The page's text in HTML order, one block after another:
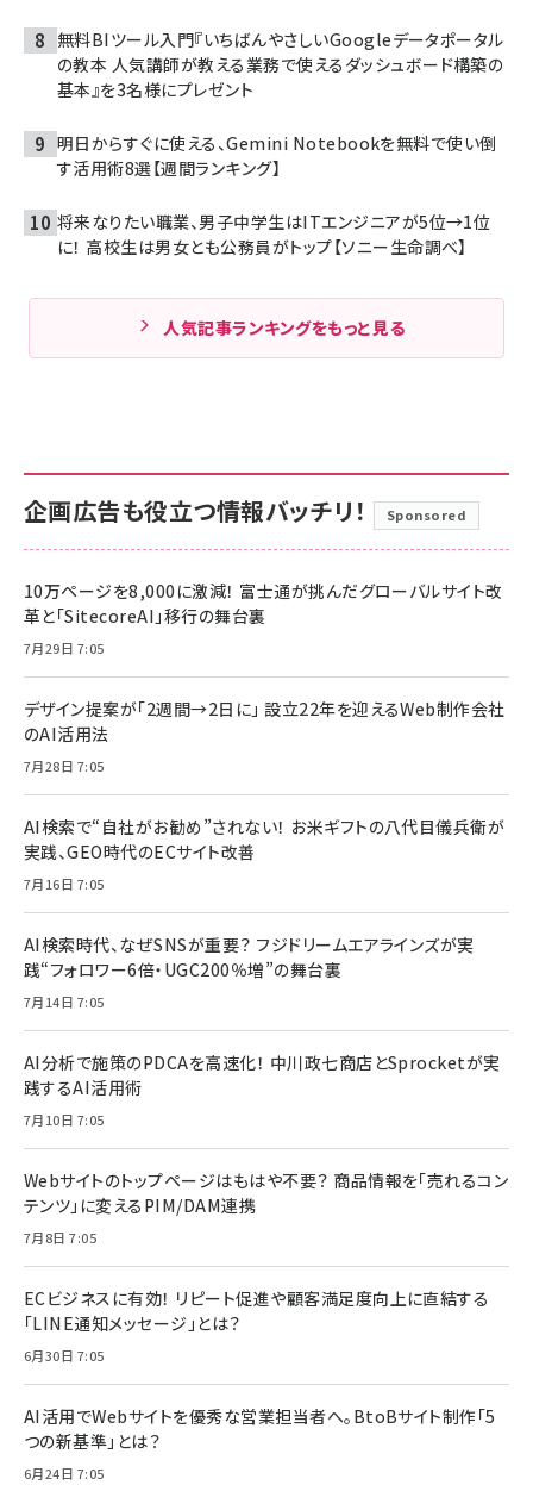
無料BIツール入門『いちばんやさしいGoogleデータポータル
の教本 人気講師が教える業務で使えるダッシュボード構築の
基本』を3名様にプレゼント
明日からすぐに使える、Gemini Notebookを無料で使い倒
す活用術8選【週間ランキング】
将来なりたい職業、男子中学生はITエンジニアが5位→1位
に！ 高校生は男女とも公務員がトップ【ソニー生命調べ】
人気記事ランキングをもっと見る
企画広告も役立つ情報バッチリ！ Sponsored
10万ページを8,000に激減！ 富士通が挑んだグローバルサイト改
革と「SitecoreAI」移行の舞台裏
7月29日 7:05
デザイン提案が「2週間→2日に」 設立22年を迎えるWeb制作会社
のAI活用法
7月28日 7:05
AI検索で“自社がお勧め”されない！ お米ギフトの八代目儀兵衛が
実践、GEO時代のECサイト改善
7月16日 7:05
AI検索時代、なぜSNSが重要？ フジドリームエアラインズが実
践“フォロワー6倍・UGC200％増”の舞台裏
7月14日 7:05
AI分析で施策のPDCAを高速化！ 中川政七商店とSprocketが実
践するAI活用術
7月10日 7:05
Webサイトのトップページはもはや不要？ 商品情報を「売れるコン
テンツ」に変えるPIM/DAM連携
7月8日 7:05
ECビジネスに有効！ リピート促進や顧客満足度向上に直結する
「LINE通知メッセージ」とは？
6月30日 7:05
AI活用でWebサイトを優秀な営業担当者へ。BtoBサイト制作「5
つの新基準」とは？
6月24日 7:05